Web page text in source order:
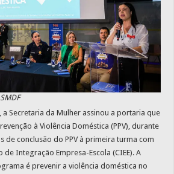
Secretaria da Mulher assinou a portaria que
à Violência Doméstica (PPV), durante
de conclusão do PPV à primeira turma com
Integração Empresa-Escola (CIEE). A
é prevenir a violência doméstica no